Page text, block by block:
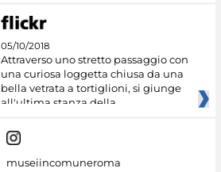
05/10/2018
Attraverso uno stretto passaggio con
una curiosa loggetta chiusa da una
bella vetrata a tortiglioni, si giunge
all'ultima stanza della
museiincomuneroma